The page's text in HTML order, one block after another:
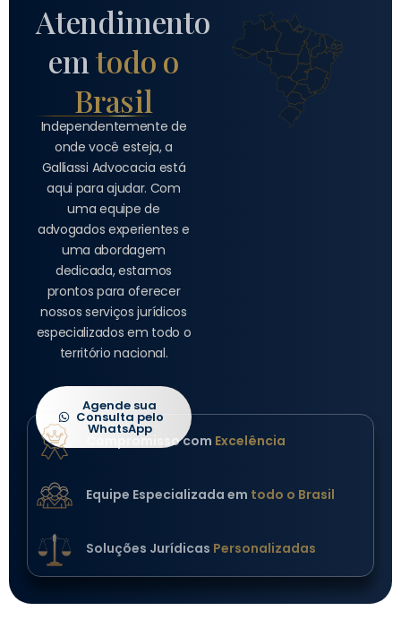
Atendimento
emtodo o
Brasil
Independentemente de
onde você esteja, a
Galliassi Advocacia está
aqui para ajudar. Com
uma equipe de
advogados experientes e
uma abordagem
dedicada, estamos
prontos para oferecer
nossos serviços jurídicos
especializados em todo o
território nacional.
Agende sua
Consulta pelo
WhatsApp
Compromisso com Excelência
Equipe Especializada em todo o Brasil
Soluções Jurídicas Personalizadas